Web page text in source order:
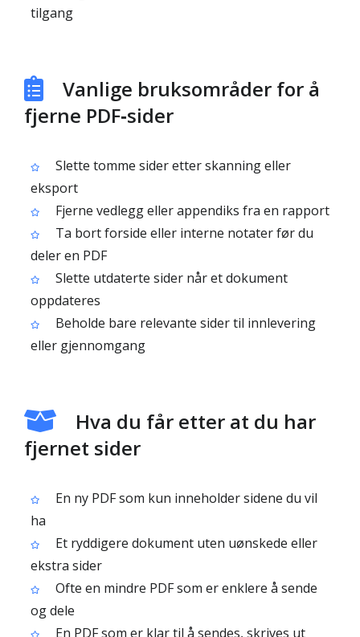
tilgang
Vanlige bruksområder for å
fjerne PDF‑sider
Slette tomme sider etter skanning eller
eksport
Fjerne vedlegg eller appendiks fra en rapport
Ta bort forside eller interne notater før du
deler en PDF
Slette utdaterte sider når et dokument
oppdateres
Beholde bare relevante sider til innlevering
eller gjennomgang
Hva du får etter at du har
fjernet sider
En ny PDF som kun inneholder sidene du vil
ha
Et ryddigere dokument uten uønskede eller
ekstra sider
Ofte en mindre PDF som er enklere å sende
og dele
En PDF som er klar til å sendes, skrives ut